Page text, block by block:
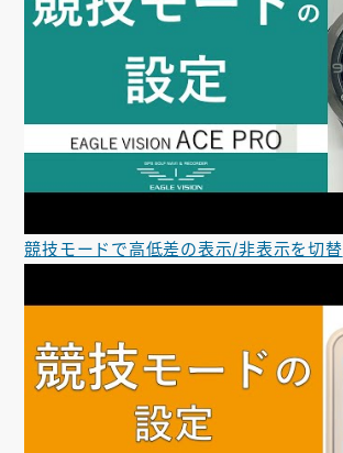
競技モードで高低差の表示/非表示を切替